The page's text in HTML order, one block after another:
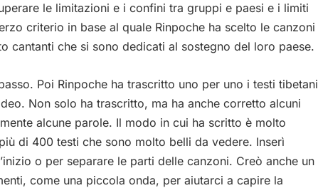
le limitazioni e i confini tra gruppi e paesi e i limiti
criterio in base al quale Rinpoche ha scelto le canzoni
cantanti che si sono dedicati al sostegno del loro paese.
Poi Rinpoche ha trascritto uno per uno i testi tibetani
Non solo ha trascritto, ma ha anche corretto alcuni
alcune parole. Il modo in cui ha scritto è molto
di 400 testi che sono molto belli da vedere. Inserì
o per separare le parti delle canzoni. Creò anche un
come una piccola onda, per aiutarci a capire la